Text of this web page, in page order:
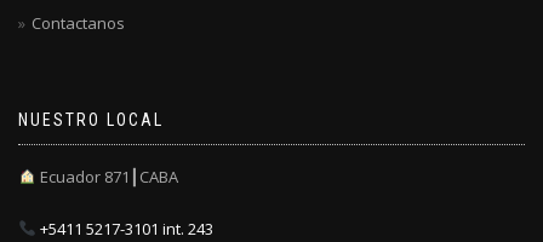
Contactanos
NUESTRO LOCAL
Ecuador 871┃CABA
+5411 5217-3101 int. 243